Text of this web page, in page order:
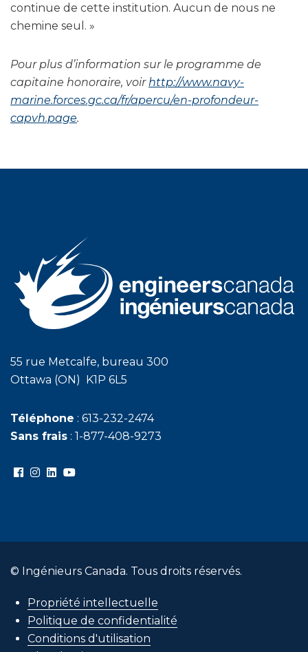
continue de cette institution. Aucun de nous ne
chemine seul. »
Pour plus d’information sur le programme de
capitaine honoraire, voirhttp://www.navy-
marine.forces.gc.ca/fr/apercu/en-profondeur-
capvh.page.
55 rue Metcalfe, bureau 300
Ottawa (ON) K1P 6L5
Téléphone : 613-232-2474
Sans frais : 1-877-408-9273
© Ingénieurs Canada. Tous droits réservés.
Propriété intellectuelle
Politique de confidentialité
Conditions d'utilisation